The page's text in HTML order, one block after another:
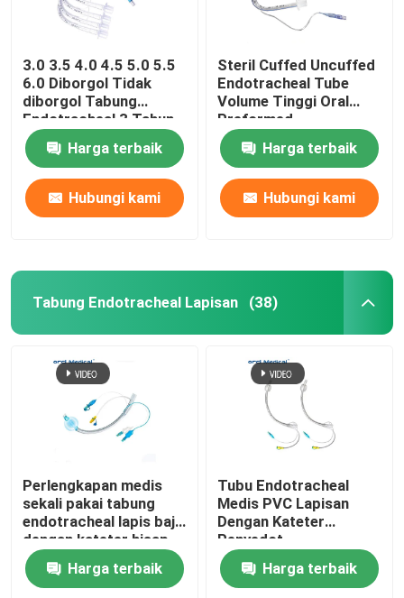
3.0 3.5 4.0 4.5 5.0 5.5
6.0 Diborgol Tidak
diborgol Tabung
Endotracheal 3 Tahun
Garansi
Harga terbaik
Hubungi kami
Steril Cuffed Uncuffed
Endotracheal Tube
Volume Tinggi Oral
Preformed
Harga terbaik
Hubungi kami
Tabung Endotracheal Lapisan (38)
Perlengkapan medis
sekali pakai tabung
endotracheal lapis baja
dengan kateter hisap
Harga terbaik
Tubu Endotracheal
Medis PVC Lapisan
Dengan Kateter
Penyedot
Harga terbaik